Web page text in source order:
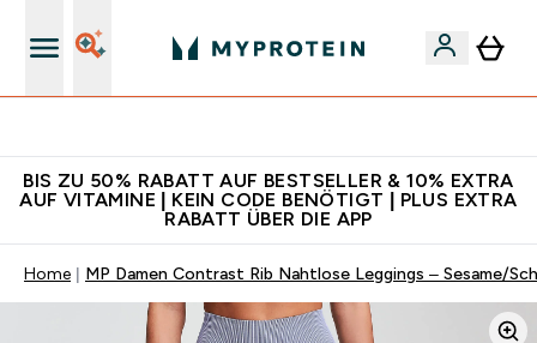
BIS ZU 50% RABATT AUF BESTSELLER & 10% EXTRA
AUF VITAMINE | KEIN CODE BENÖTIGT | PLUS EXTRA
RABATT ÜBER DIE APP
Home MP Damen Contrast Rib Nahtlose Leggings – Sesame/